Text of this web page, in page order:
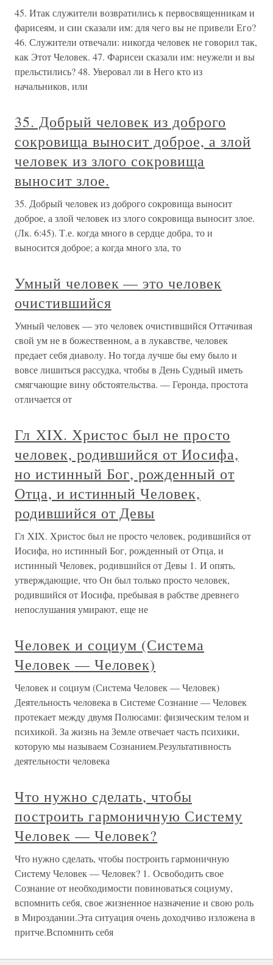
45. Итак служители возвратились к первосвященникам и
фарисеям, и сии сказали им: для чего вы не привели Его?
46. Служители отвечали: никогда человек не говорил так,
как Этот Человек. 47. Фарисеи сказали им: неужели и вы
прельстились? 48. Уверовал ли в Него кто из
начальников, или
35. Добрый человек из доброго
сокровища выносит доброе, а злой
человек из злого сокровища
выносит злое.
35. Добрый человек из доброго сокровища выносит
доброе, а злой человек из злого сокровища выносит злое.
(Лк. 6:45). Т.е. когда много в сердце добра, то и
выносится доброе; а когда много зла, то
Умный человек — это человек
очистившийся
Умный человек — это человек очистившийся Оттачивая
свой ум не в божественном, а в лукавстве, человек
предает себя диаволу. Но тогда лучше бы ему было и
вовсе лишиться рассудка, чтобы в День Судный иметь
смягчающие вину обстоятельства. — Геронда, простота
отличается от
Гл XIX. Христос был не просто
человек, родившийся от Иосифа,
но истинный Бог, рожденный от
Отца, и истинный Человек,
родившийся от Девы
Гл XIX. Христос был не просто человек, родившийся от
Иосифа, но истинный Бог, рожденный от Отца, и
истинный Человек, родившийся от Девы 1. И опять,
утверждающие, что Он был только просто человек,
родившийся от Иосифа, пребывая в рабстве древнего
непослушания умирают, еще не
Человек и социум (Система
Человек — Человек)
Человек и социум (Система Человек — Человек)
Деятельность человека в Системе Сознание — Человек
протекает между двумя Полюсами: физическим телом и
психикой. За жизнь на Земле отвечает часть психики,
которую мы называем Сознанием.Результативность
деятельности человека
Что нужно сделать, чтобы
построить гармоничную Систему
Человек — Человек?
Что нужно сделать, чтобы построить гармоничную
Систему Человек — Человек? 1. Освободить свое
Сознание от необходимости повиноваться социуму,
вспомнить себя, свое жизненное назначение и свою роль
в Мироздании.Эта ситуация очень доходчиво изложена в
притче.Вспомнить себя